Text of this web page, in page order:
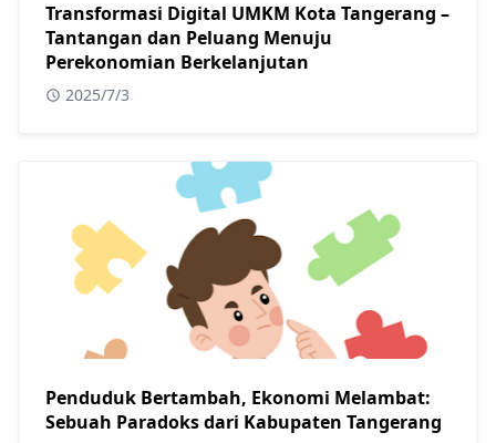
Transformasi Digital UMKM Kota Tangerang –
Tantangan dan Peluang Menuju
Perekonomian Berkelanjutan
2025/7/3
Penduduk Bertambah, Ekonomi Melambat:
Sebuah Paradoks dari Kabupaten Tangerang